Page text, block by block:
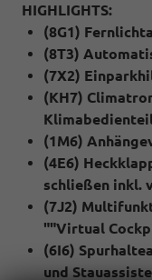
HIGHLIGHTS:
(8G1)
(8T3)
(7X2)
(KH7)
(1M6)
(4E6)
schließen inkl.
(7J2)
""Virtual
(6I6)
und